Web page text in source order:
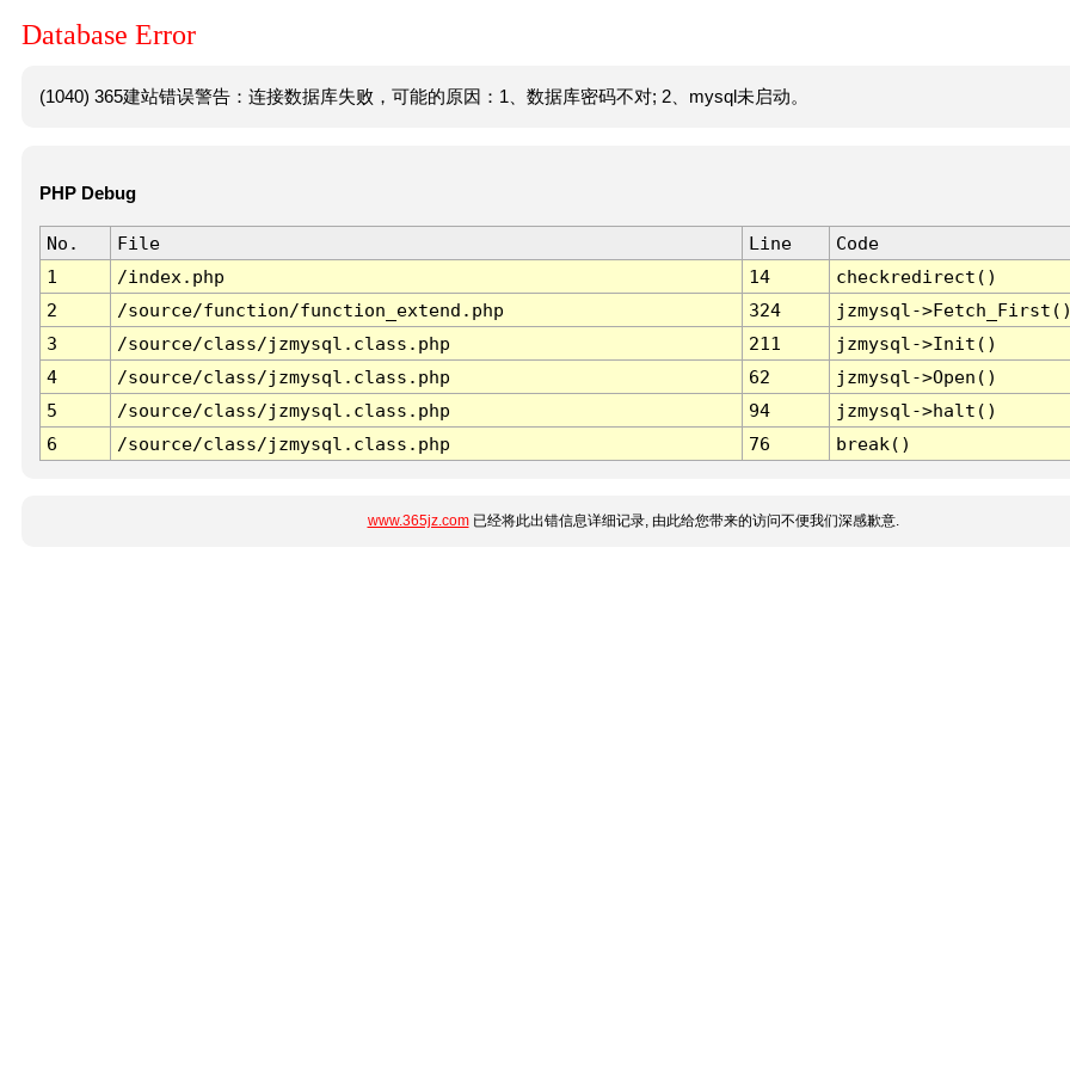
Database Error
(1040) 365建站错误警告：连接数据库失败，可能的原因：1、数据库密码不对; 2、mysql未启动。
PHP Debug
No. File Line
Code
1
/index.php 14
checkredirect()
2
/source/function/function_extend.php 324
jzmysql-
3
/source/class/jzmysql.class.php 211
jzmysql->Init()
4
/source/class/jzmysql.class.php 62
jzmysql->Open()
5
/source/class/jzmysql.class.php 94
jzmysql->halt()
6
/source/class/jzmysql.class.php 76 break()
www.365jz.com已经将此出错信息详细记录, 由此给您带来的访问不便我们深感歉意.